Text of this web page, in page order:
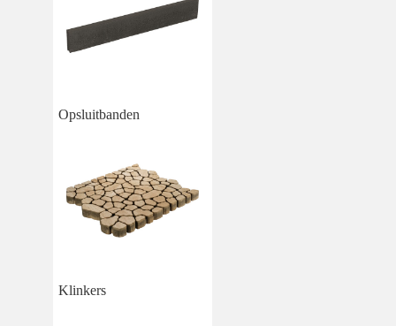
Opsluitbanden
Klinkers